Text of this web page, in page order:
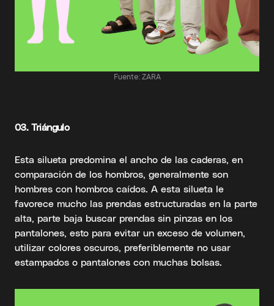
Fuente: ZARA
03. Triángulo
Esta silueta predomina el ancho de las caderas, en
comparación de los hombros, generalmente son
hombres con hombros caídos. A esta silueta le
favorece mucho las prendas estructuradas en la parte
alta, parte baja buscar prendas sin pinzas en los
pantalones, esto para evitar un exceso de volumen,
utilizar colores oscuros, preferiblemente no usar
estampados o pantalones con muchas bolsas.